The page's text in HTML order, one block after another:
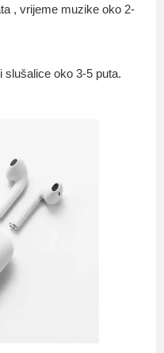
, vrijeme muzike oko 2-
slušalice oko 3-5 puta.